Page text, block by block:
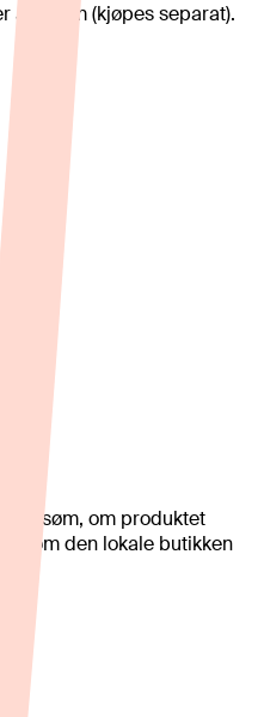
á 45 cm (kjøpes separat).
om produktet
om den lokale butikken